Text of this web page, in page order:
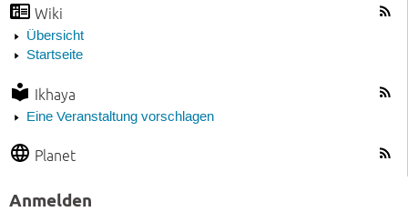
Wiki
Übersicht
Startseite
Ikhaya
Eine Veranstaltung vorschlagen
Planet
Anmelden